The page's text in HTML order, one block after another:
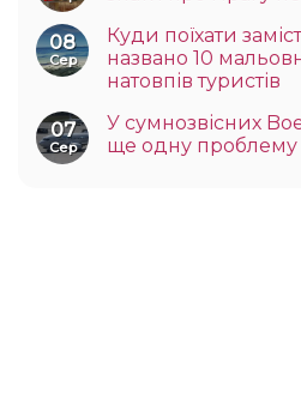
08
Сер
Куди поїхати
названо 10
натовпів туристів
07
Сер
У сумнозвісних
ще одну проблему